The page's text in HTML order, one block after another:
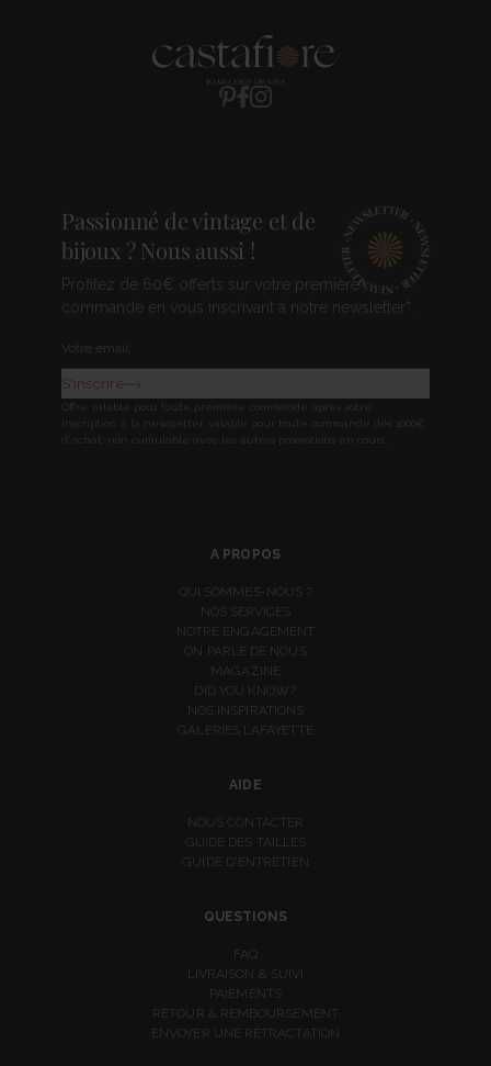
A PROPOS
QUI SOMMES-NOUS ?
NOS SERVICES
NOTRE ENGAGEMENT
ON PARLE DE NOUS
MAGAZINE
DID YOU KNOW?
NOS INSPIRATIONS
GALERIES LAFAYETTE
AIDE
NOUS CONTACTER
GUIDE DES TAILLES
GUIDE D'ENTRETIEN
QUESTIONS
FAQ
LIVRAISON & SUIVI
PAIEMENTS
RETOUR & REMBOURSEMENT
ENVOYER UNE RÉTRACTATION
Passionné de vintage et de
bijoux ? Nous aussi !
Profitez de 60€ offerts sur votre première
commande en vous inscrivant à notre newsletter*.
S'inscrire
Offre valable pour toute première commande après votre
inscription à la newsletter, valable pour toute commande dès 1000€
d'achat, non cumulable avec les autres promotions en cours.